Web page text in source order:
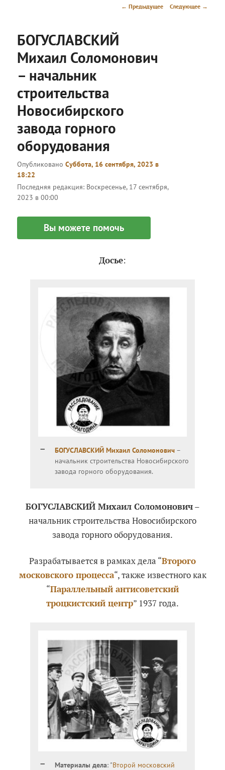
Навигация
← Предыдущее Следующее →
БОГУСЛАВСКИЙ
Михаил Соломонович
– начальник
строительства
Новосибирского
завода горного
оборудования
ОпубликованоСуббота, 16 сентября, 2023 в
18:22
Последняя редакция: Воскресенье, 17 сентября,
2023 в 00:00
Вы можете помочь
Досье:
БОГУСЛАВСКИЙ Михаил Соломонович –
начальник строительства Новосибирского
завода горного оборудования.
БОГУСЛАВСКИЙ Михаил Соломонович–
начальник строительства Новосибирского
завода горного оборудования.
Разрабатывается в рамках дела “Второго
московского процесса“, также известного как
“Параллельный антисоветский
троцкистский центр” 1937 года.
Материалы дела: "Второй московский